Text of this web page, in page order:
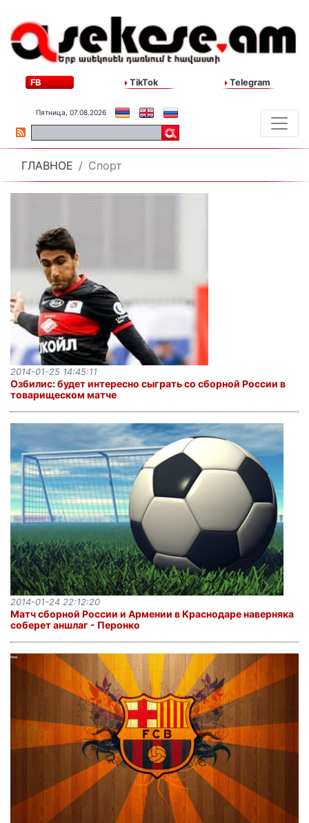
FB TikTok Telegram
Пятница, 07.08.2026
ГЛАВНОЕ Спорт
Озбилис: будет интересно сыграть со сборной России в
товарищеском матче
2014-01-25 14:45:11
Матч сборной России и Армении в Краснодаре наверняка
соберет аншлаг - Перонко
2014-01-24 22:12:20